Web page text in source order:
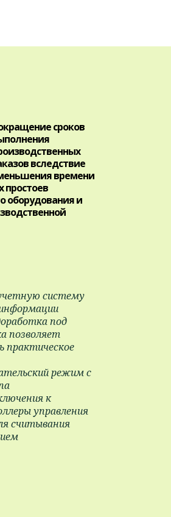
сроков
вследствие
времени
простоев
оборудования и
систему
под
позволяет
практическое
режим с
к
управления
считывания